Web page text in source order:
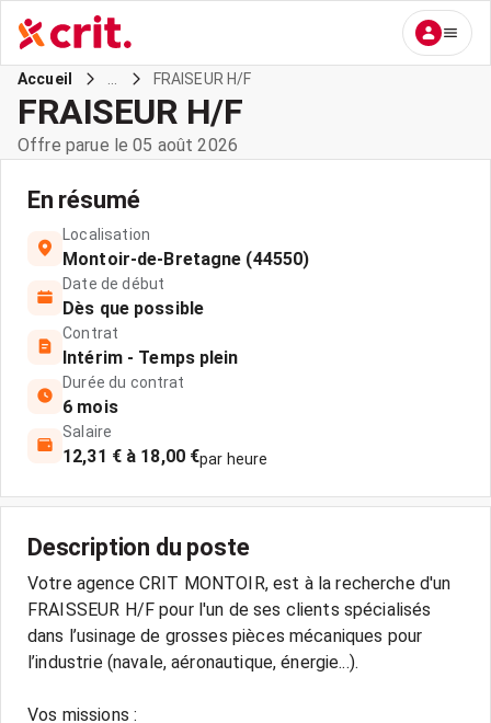
Accueil FRAISEUR H/F
FRAISEUR H/F
Offre parue le 05 août 2026
En résumé
Localisation
Montoir-de-Bretagne (44550)
Date de début
Dès que possible
Contrat
Intérim - Temps plein
Durée du contrat
6 mois
Salaire
12,31 € à 18,00 €par heure
Description du poste
Votre agence CRIT MONTOIR, est à la recherche d'un
FRAISSEUR H/F pour l'un de ses clients spécialisés
dans l’usinage de grosses pièces mécaniques pour
l’industrie (navale, aéronautique, énergie...).
Vos missions :